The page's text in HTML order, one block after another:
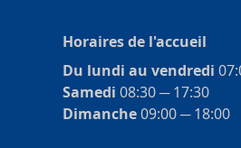
Horaires de l'accueil
Du lundi au vendredi
Samedi 08:30 ­─ 17:30
Dimanche09:00 ­─ 18:00